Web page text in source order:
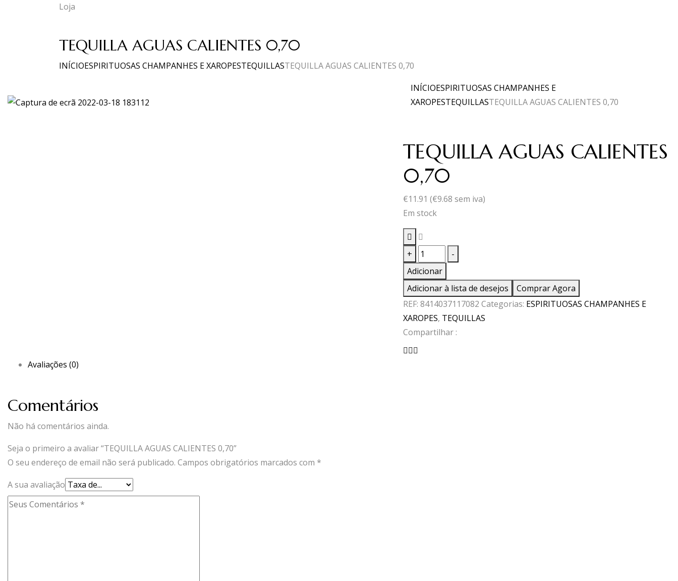
Loja
TEQUILLA AGUAS CALIENTES 0,70
INÍCIOESPIRITUOSAS CHAMPANHES E XAROPESTEQUILLASTEQUILLA AGUAS CALIENTES 0,70
INÍCIOESPIRITUOSAS CHAMPANHES E
XAROPESTEQUILLASTEQUILLA AGUAS CALIENTES 0,70
TEQUILLA AGUAS CALIENTES
0,70
€11.91 (€9.68 sem iva)
Em stock
+
Quantidade
de
TEQUILLA
AGUAS
CALIENTES
0,70
-
Adicionar
Adicionar à lista de desejos
Comprar Agora
REF: 8414037117082 Categorias: ESPIRITUOSAS CHAMPANHES E
XAROPES, TEQUILLAS
Compartilhar :
Avaliações (0)
Comentários
Não há comentários ainda.
Seja o primeiro a avaliar “TEQUILLA AGUAS CALIENTES 0,70”
O seu endereço de email não será publicado. Campos obrigatórios marcados com *
A sua avaliação